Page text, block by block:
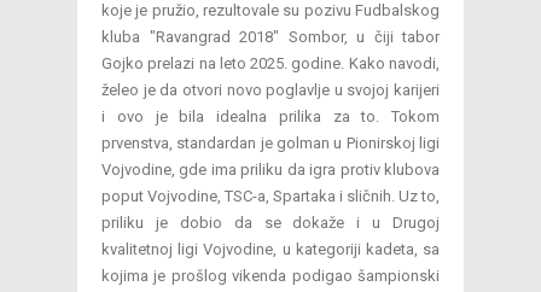
koje je pružio, rezultovale su pozivu Fudbalskog
kluba "Ravangrad 2018" Sombor, u čiji tabor
Gojko prelazi na leto 2025. godine. Kako navodi,
želeo je da otvori novo poglavlje u svojoj karijeri
i ovo je bila idealna prilika za to. Tokom
prvenstva, standardan je golman u Pionirskoj ligi
Vojvodine, gde ima priliku da igra protiv klubova
poput Vojvodine, TSC-a, Spartaka i sličnih. Uz to,
priliku je dobio da se dokaže i u Drugoj
kvalitetnoj ligi Vojvodine, u kategoriji kadeta, sa
kojima je prošlog vikenda podigao šampionski